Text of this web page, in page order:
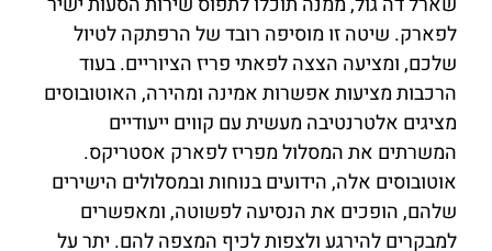
לפארק. שיטה זו מוסיפה רובד של הרפתקה לטיול
שלכם, ומציעה הצצה לפאתי פריז הציוריים. בעוד
הרכבות מציעות אפשרות אמינה ומהירה, האוטובוסים
מציגים אלטרנטיבה מעשית עם קווים ייעודיים
המשרתים את המסלול מפריז לפארק אסטריקס.
אוטובוסים אלה, הידועים בנוחות ובמסלולים הישירים
שלהם, הופכים את הנסיעה לפשוטה, ומאפשרים
למבקרים להירגע ולצפות לכיף המצפה להם. יתר על